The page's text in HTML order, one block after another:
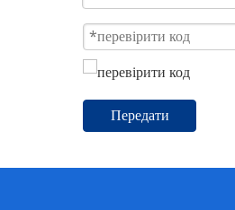
Передати